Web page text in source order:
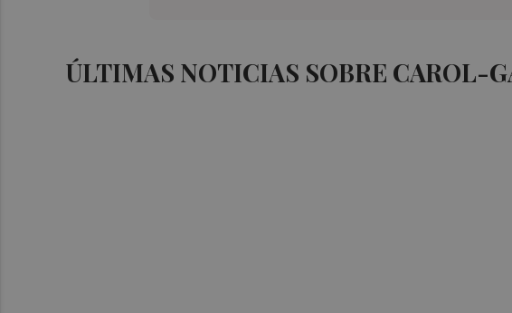
ÚLTIMAS NOTICIAS SOBRE CAROL-